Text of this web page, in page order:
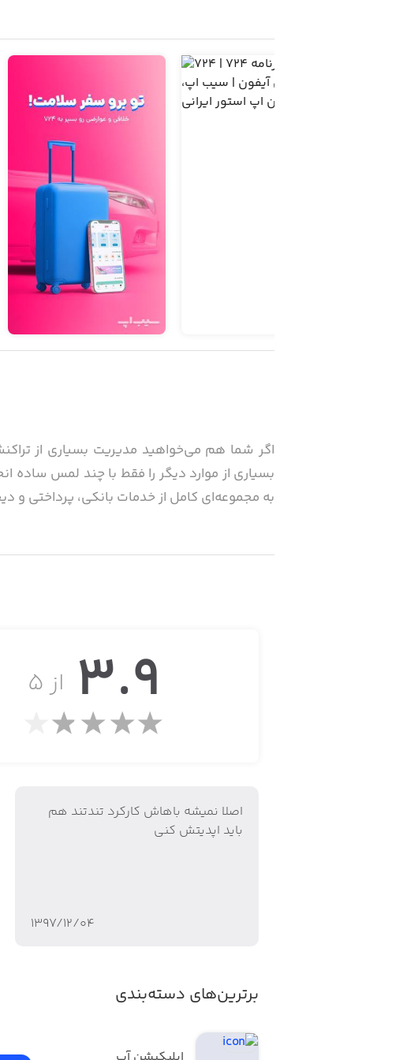
اگر شما هم می‌خواهید مدیریت بسیاری از
به مجموعه‌ای کامل از خدمات بانکی، پرداختی
• شارژ خودکار کیف پول با استفاده از دایرکت دبیت
• امکان پرداخت ودیعه و خسارات کارتخوان
• پرداخت خودکار عوارض آزادراهی از طریق کیف
• فعال/غیرفعال کردن ارسال پیامک پارکینگ
از ۵ 3.9
اصلا نمیشه باهاش کارکرد تندتند هم
باید اپدیتش کنی
۱۳۹۷/۱۲/۰۴
برترین‌های دسته‌بندی